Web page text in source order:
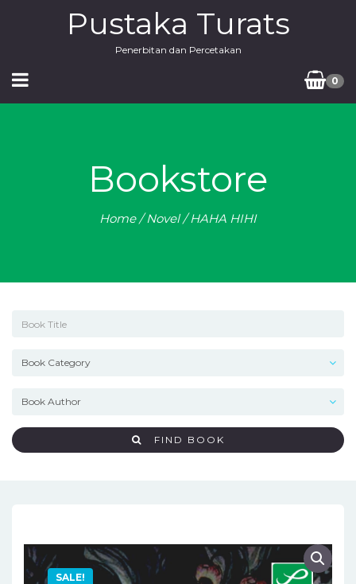
Pustaka Turats
Penerbitan dan Percetakan
0
Bookstore
Home/Novel/ HAHA HIHI
FIND BOOK
SALE!